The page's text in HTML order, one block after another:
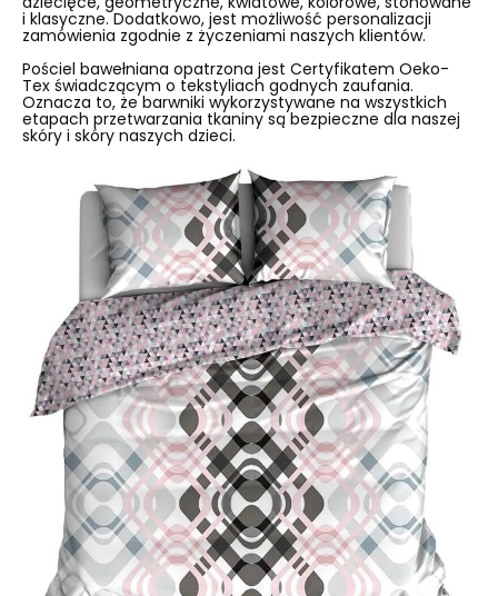
dziecięce, geometryczne, kwiatowe, kolorowe, stonowane
i klasyczne. Dodatkowo, jest możliwość personalizacji
zamówienia zgodnie z życzeniami naszych klientów.
Pościel bawełniana opatrzona jest Certyfikatem Oeko-
Tex świadczącym o tekstyliach godnych zaufania.
Oznacza to, że barwniki wykorzystywane na wszystkich
etapach przetwarzania tkaniny są bezpieczne dla naszej
skóry i skóry naszych dzieci.